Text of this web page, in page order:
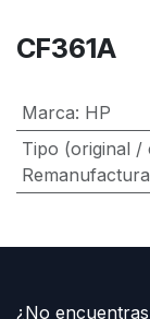
CF361A
Marca: HP
Tipo (original /
¿No